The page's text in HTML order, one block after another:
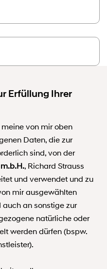
Erfüllung Ihrer
meine von mir oben
Daten, die zur
sind, von der
, Richard Strauss
und verwendet und zu
mir ausgewählten
an sonstige zur
natürliche oder
werden dürfen (bspw.